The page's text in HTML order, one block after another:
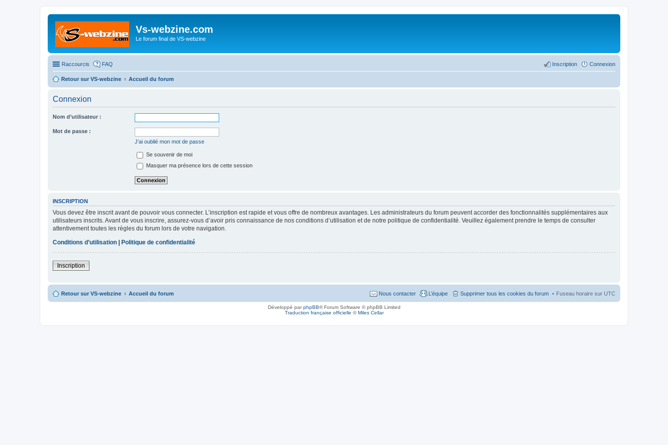
Vs-webzine.com
Le forum final de VS-webzine
Raccourcis FAQ Connexion
Inscription
Retour sur VS-webzine Accueil du forum
Connexion
Nom d’utilisateur :
Mot de passe :
J’ai oublié mon mot de passe
Se souvenir de moi
Masquer ma présence lors de cette session
INSCRIPTION
Vous devez être inscrit avant de pouvoir vous connecter. L’inscription est rapide et vous offre de nombreux avantages. Les administrateurs du forum peuvent accorder des fonctionnalités supplémentaires aux
utilisateurs inscrits. Avant de vous inscrire, assurez-vous d’avoir pris connaissance de nos conditions d’utilisation et de notre politique de confidentialité. Veuillez également prendre le temps de consulter
attentivement toutes les règles du forum lors de votre navigation.
Conditions d’utilisation
Politique de confidentialité
Inscription
Retour sur VS-webzine Accueil du forum Fuseau horaire sur UTC
Supprimer tous les cookies du forum
L’équipe
Nous contacter
Développé parphpBB® Forum Software © phpBB Limited
Traduction française officielle ©Miles Cellar